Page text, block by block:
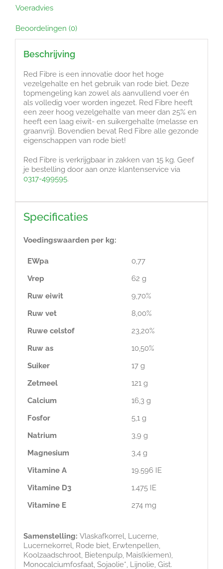
Voeradvies
Beoordelingen (0)
Beschrijving
Red Fibre is een innovatie door het hoge
vezelgehalte en het gebruik van rode biet. Deze
topmengeling kan zowel als aanvullend voer én
als volledig voer worden ingezet. Red Fibre heeft
een zeer hoog vezelgehalte van meer dan 25% en
heeft een laag eiwit- en suikergehalte (melasse en
graanvrij). Bovendien bevat Red Fibre alle gezonde
eigenschappen van rode biet!
Red Fibre is verkrijgbaar in zakken van 15 kg. Geef
je bestelling door aan onze klantenservice via
0317-499595.
Specificaties
Voedingswaarden per kg:
EWpa
0,77
Vrep
62 g
Ruw eiwit
9,70%
Ruw vet
8,00%
Ruwe celstof
23,20%
Ruw as
10,50%
Suiker
17 g
Zetmeel
121 g
Calcium
16,3 g
Fosfor
5,1 g
Natrium
3,9 g
Magnesium
3,4 g
Vitamine A
19.596 IE
Vitamine D3
1.475 IE
Vitamine E
274 mg
Samenstelling: Vlaskafkorrel, Lucerne,
Lucernekorrel, Rode biet, Erwtenpellen,
Koolzaadschroot, Bietenpulp, Mais(kiemen),
Monocalciumfosfaat, Sojaolie*, Lijnolie, Gist.